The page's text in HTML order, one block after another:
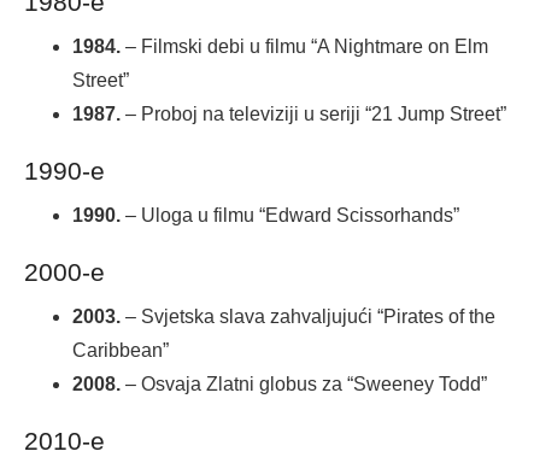
1984. – Filmski debi u filmu “A Nightmare on Elm
Street”
1987. – Proboj na televiziji u seriji “21 Jump Street”
1990-e
1990. – Uloga u filmu “Edward Scissorhands”
2000-e
2003. – Svjetska slava zahvaljujući “Pirates of the
Caribbean”
2008. – Osvaja Zlatni globus za “Sweeney Todd”
2010-e